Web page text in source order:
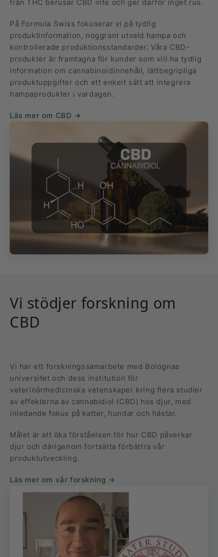
från THC berusar CBD inte och ger därför inget rus.
På Formula Swiss fokuserar vi på tydlig
produktinformation, noggrant utvald hampa och
kontrollerade produktionsstandarder. Våra CBD-
produkter är framtagna för kunder som vill ha tydlig
information om cannabinoidinnehåll, lättbegripliga
produktuppgifter och ett enkelt sätt att integrera
hampaprodukter i vardagen.
Läs mer om CBD →
Vi stödjer forskning om
CBD
Vi har ett forskningssamarbete med Bolognas
universitet och dess institution för
veterinärmedicinska vetenskaper kring flera studier
av effekterna av cannabidiol (CBD) hos djur, med
inledande fokus på katter, hundar och hästar.
Målet är att öka förståelsen för hur CBD påverkar
djur och därigenom fortsätta förbättra vår
produktutveckling.
Läs mer om vår forskning →